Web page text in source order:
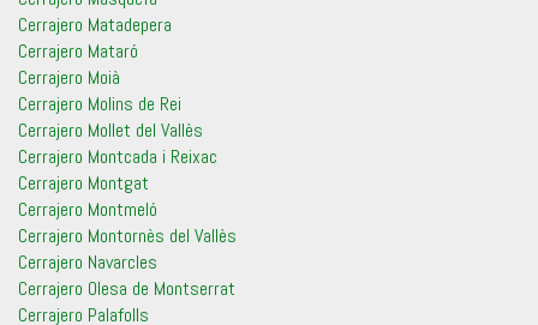
Cerrajero Matadepera
Cerrajero Mataró
Cerrajero Moià
Cerrajero Molins de Rei
Cerrajero Mollet del Vallès
Cerrajero Montcada i Reixac
Cerrajero Montgat
Cerrajero Montmeló
Cerrajero Montornès del Vallès
Cerrajero Navarcles
Cerrajero Olesa de Montserrat
Cerrajero Palafolls